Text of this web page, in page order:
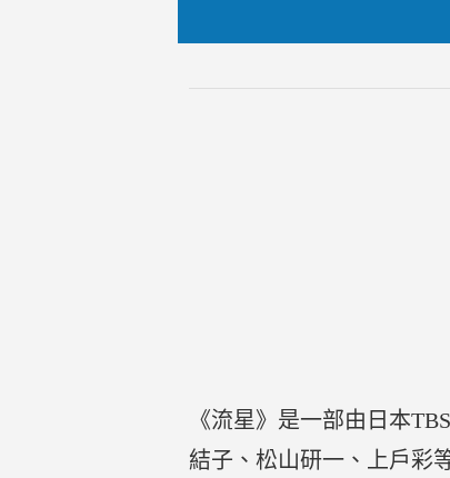
《流星》是一部由日本
結子、松山研一、上戶彩